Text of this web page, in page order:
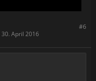
#6
30. April 2016